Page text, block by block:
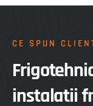
CE SPUN
instalatii